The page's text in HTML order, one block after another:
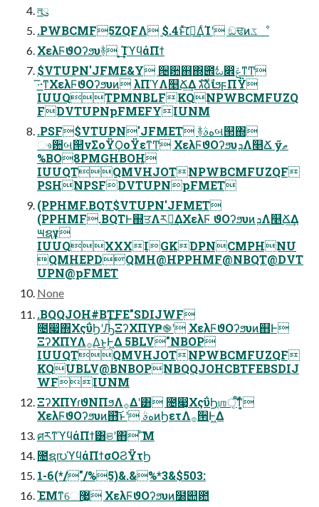
লུ
.PWBCMF5ZQFΛ $.4ͱͯ͠׆༻͢ΔͨΊʹ ඞਢͷػೳ
ΧελϜϑΟʔϧυؔ࿈ ͓͢͢ΊϓϥάΠϯ
$VTUPN'JFME&Y ੔਺஋΍౎ಓ෎ݝͳͲ
͞·͟·ͳΧελϜϑΟʔϧυͷ λΠϓΛ௥Ճ͢Δ גࣜձࣾιϧϝΠΫ
IUUQTPMNBLFKQNPWBCMFUZQ
FDVTUPNpFMEFYIUNM
.PSF$VTUPN'JFMET ؔ࿈هࣄબ୒΍
ෳ਺બ୒νΣοΫϘοΫεͳͲ ΧελϜϑΟʔϧυܕΛ௥Ճ ӳޠ
%BO8PMGHBOH
IUUQTQMVHJOTNPWBCMFUZQF
PSHNPSFDVTUPNpFMET
(PPHMF.BQT$VTUPN'JFMET
(PPHMF.BQTͰ஍ਤΛར༻͢ΔΧελϜ ϑΟʔϧυͷܕΛ௥Ճ͢Δ
౻ຊұ
IUUQXXXIGKDPNCMPHNU
QMHEPDQMH@HPPHMF@NBQT@DVT
UPN@pFMET
None
.BQQJOH#BTFE"SDIJWF
೔෇΍ΧςΰϦʹԠͨ͡ΞʔΧΠϒҎ֎ʹ ΧελϜϑΟʔϧυͷ஋Ͱ
ΞʔΧΠϒΛ࡞Δ͜ͱ͕Ͱ͖Δ 5BLV"NBOP
IUUQTQMVHJOTNPWBCMFUZQF
KQUBLV@BNBOPNBQQJOHCBTFEBSDIJ
WFIUNM
ΞʔΧΠϒɾϑΝΠϧΛ࡞Δʹ͸ ೔෇͔ΧςΰϦ͔ஶऀ͔͠ͳ͔͕ͬͨ
ΧελϜϑΟʔϧυͷ஋͝ͱʹ هࣄͷϦετΛ࡞੒Ͱ͖Δ
ศརͳϓϥάΠϯ͸ଞʹ΋ ͨ͘͞Μ
೔ຊ൛ϓϥάΠϯσΟϨΫτϦ
1-6(*/"/%5)&.&%*3&$503:
ΈΜͳେ޷͖ ΧελϜϑΟʔϧυͷ໰୊఺